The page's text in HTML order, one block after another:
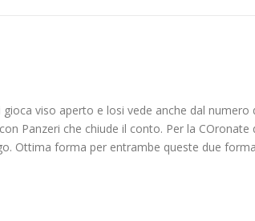
viso aperto e losi vede anche dal
Panzeri che chiude il conto. Per la
Ottima forma per entrambe queste due